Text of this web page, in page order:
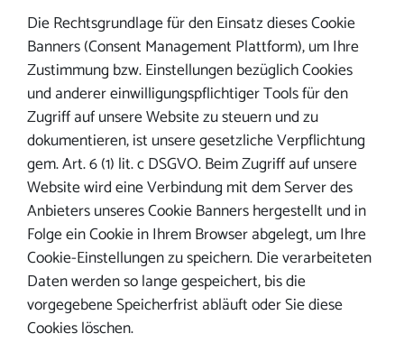
Die Rechtsgrundlage für den Einsatz dieses Cookie
Banners (Consent Management Plattform), um Ihre
Zustimmung bzw. Einstellungen bezüglich Cookies
und anderer einwilligungspflichtiger Tools für den
Zugriff auf unsere Website zu steuern und zu
dokumentieren, ist unsere gesetzliche Verpflichtung
gem. Art. 6 (1) lit. c DSGVO. Beim Zugriff auf unsere
Website wird eine Verbindung mit dem Server des
Anbieters unseres Cookie Banners hergestellt und in
Folge ein Cookie in Ihrem Browser abgelegt, um Ihre
Cookie-Einstellungen zu speichern. Die verarbeiteten
Daten werden so lange gespeichert, bis die
vorgegebene Speicherfrist abläuft oder Sie diese
Cookies löschen.